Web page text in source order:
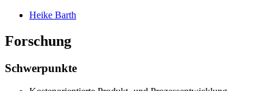
Heike Barth
Forschung
Schwerpunkte